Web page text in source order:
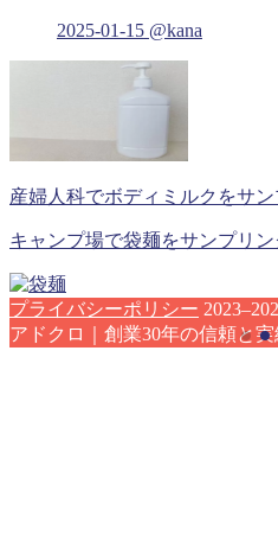
2025-01-15 @kana
産婦人科でボディミルクをサン
キャンプ場で袋麺をサンプリン
プライバシーポリシー
アドクロ｜創業30年の信頼と実